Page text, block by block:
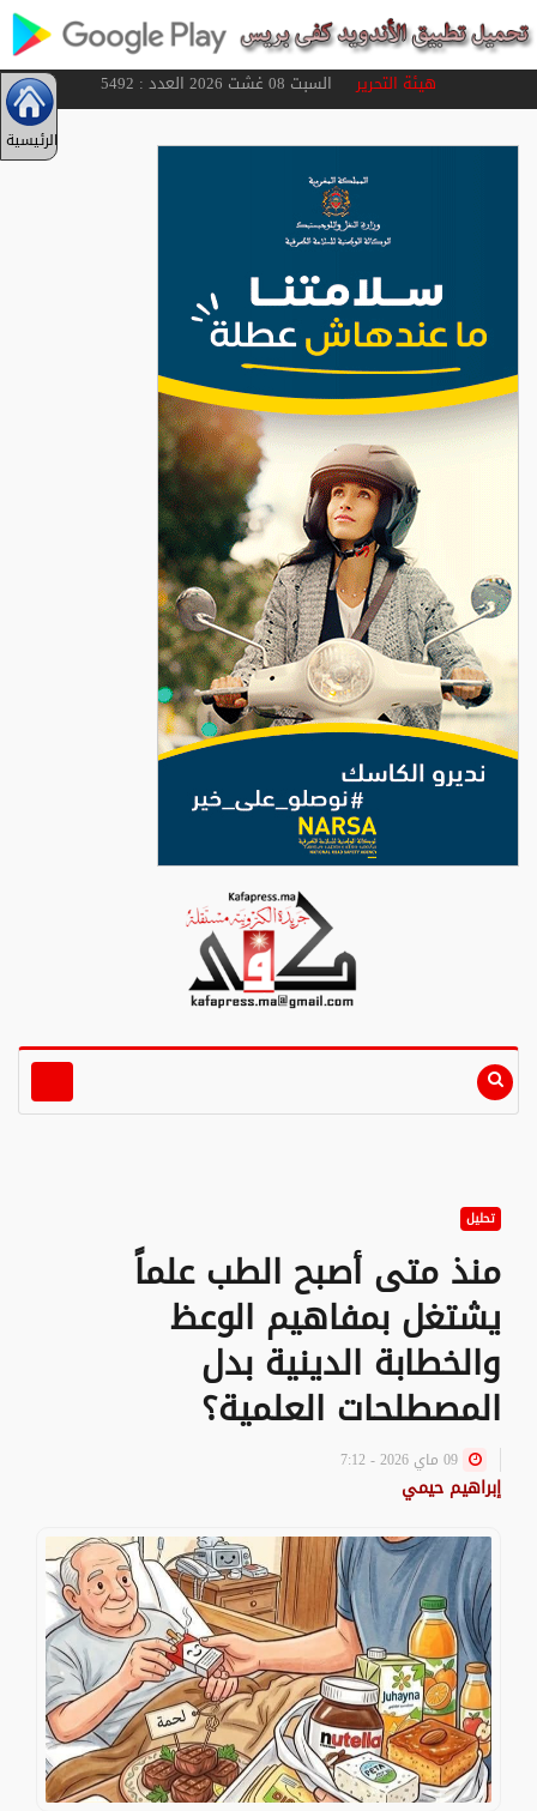
هيئة التحريرالسبت 08 غشت 2026 العدد : 5492
الرئيسية
تحليل
منذ متى أصبح الطب علماً
يشتغل بمفاهيم الوعظ
والخطابة الدينية بدل
المصطلحات العلمية؟
إبراهيم حيمي